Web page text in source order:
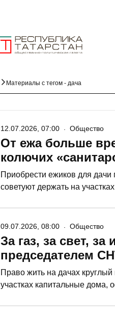
Материалы с тегом - дача
От ежа больше
колючих
Приобрести ежиков для дачи
советуют держать на
их вообще продавать.
12.07.2026, 07:00 Общество
За газ, за свет,
председателем
Право жить на дачах
участках капитальные дома,
«РТ» выслушала мнения
09.07.2026, 08:00 Общество